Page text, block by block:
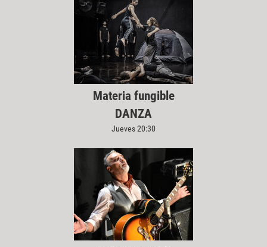
Materia fungible
DANZA
Jueves 20:30